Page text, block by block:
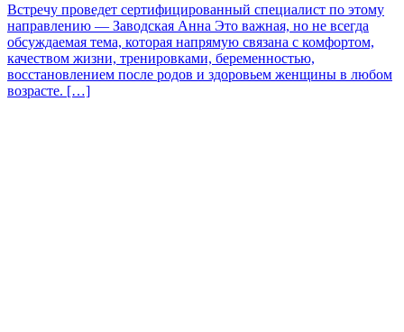
Встречу проведет сертифицированный специалист по этому
направлению — Заводская Анна Это важная, но не всегда
обсуждаемая тема, которая напрямую связана с комфортом,
качеством жизни, тренировками, беременностью,
восстановлением после родов и здоровьем женщины в любом
возрасте. […]